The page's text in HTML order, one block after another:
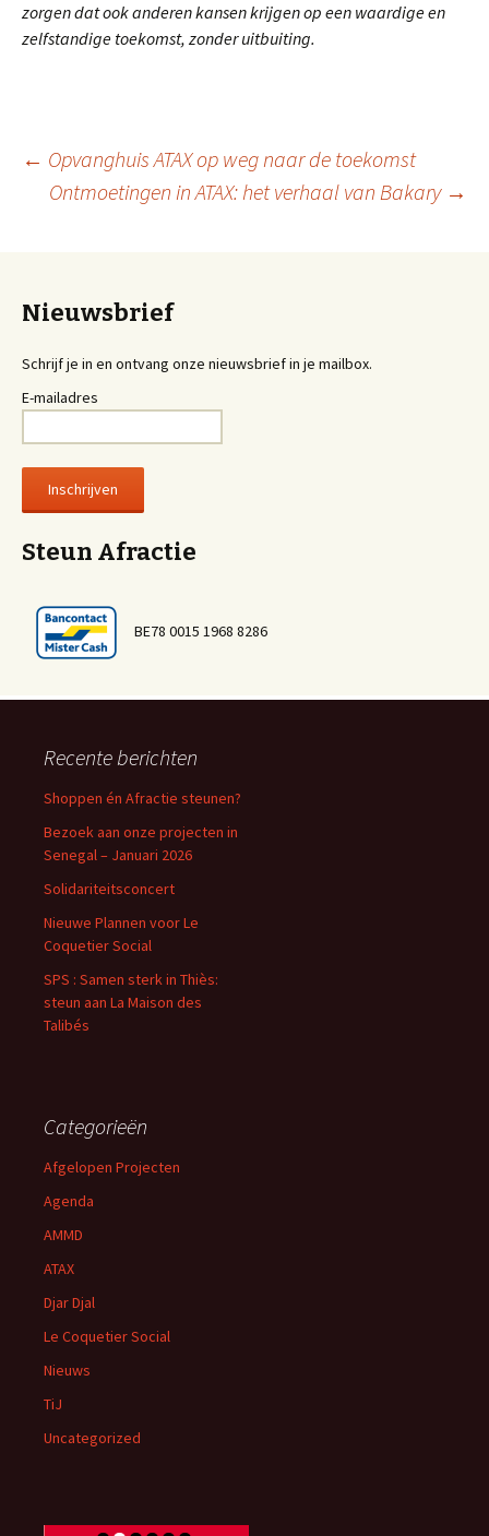
zorgen dat ook anderen kansen krijgen op een waardige en
zelfstandige toekomst, zonder uitbuiting.
Berichtnavigatie
← Opvanghuis ATAX op weg naar de toekomst
Ontmoetingen in ATAX: het verhaal van Bakary →
Nieuwsbrief
Schrijf je in en ontvang onze nieuwsbrief in je mailbox.
E-mailadres
Steun Afractie
BE78 0015 1968 8286
Recente berichten
Shoppen én Afractie steunen?
Bezoek aan onze projecten in
Senegal – Januari 2026
Solidariteitsconcert
Nieuwe Plannen voor Le
Coquetier Social
SPS : Samen sterk in Thiès:
steun aan La Maison des
Talibés
Categorieën
Afgelopen Projecten
Agenda
AMMD
ATAX
Djar Djal
Le Coquetier Social
Nieuws
TiJ
Uncategorized